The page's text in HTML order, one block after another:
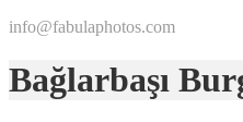
info@fabulaphotos.com
Bağlarbaşı